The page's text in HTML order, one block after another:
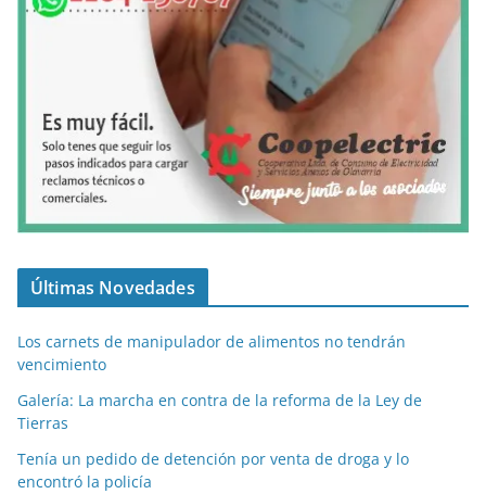
Últimas Novedades
Los carnets de manipulador de alimentos no tendrán
vencimiento
Galería: La marcha en contra de la reforma de la Ley de
Tierras
Tenía un pedido de detención por venta de droga y lo
encontró la policía